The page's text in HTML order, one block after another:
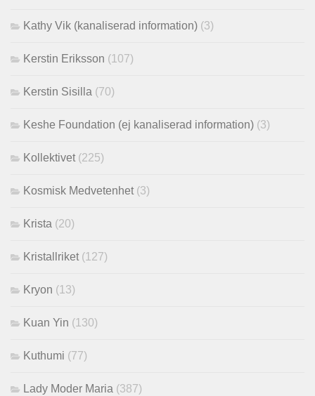
Kathy Vik (kanaliserad information) (3)
Kerstin Eriksson (107)
Kerstin Sisilla (70)
Keshe Foundation (ej kanaliserad information) (3)
Kollektivet (225)
Kosmisk Medvetenhet (3)
Krista (20)
Kristallriket (127)
Kryon (13)
Kuan Yin (130)
Kuthumi (77)
Lady Moder Maria (387)